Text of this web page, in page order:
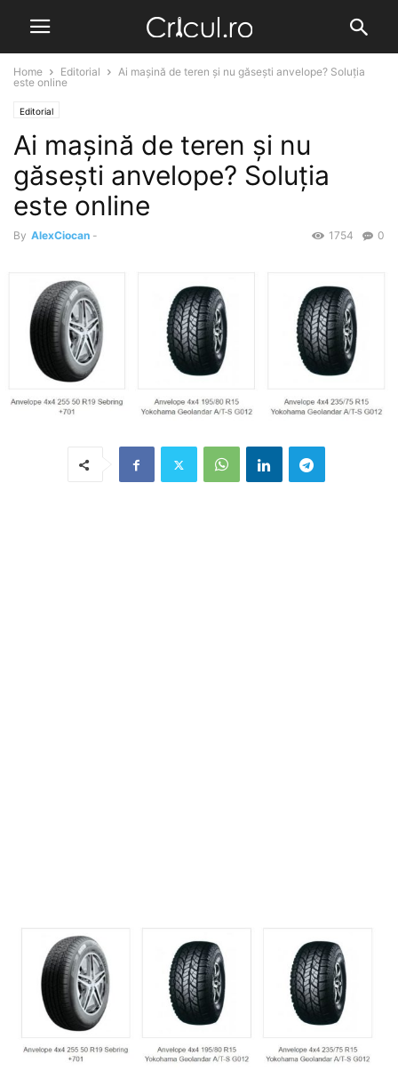
Home Editorial
Ai mașină de teren și nu găsești anvelope? Soluția
este online
Editorial
Ai mașină de teren și nu
găsești anvelope? Soluția
este online
By AlexCiocan - 0
1754